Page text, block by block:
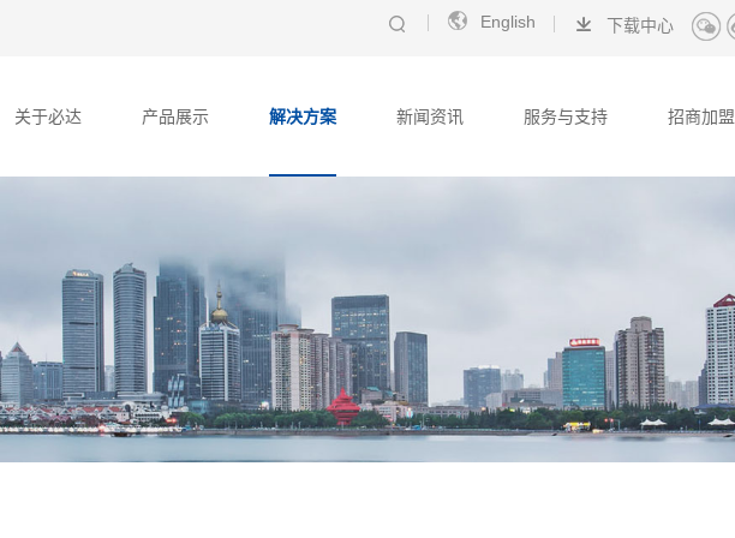
English 下载中心
关于必达 产品展示 解决方案 新闻资讯 服务与支持 招商加盟